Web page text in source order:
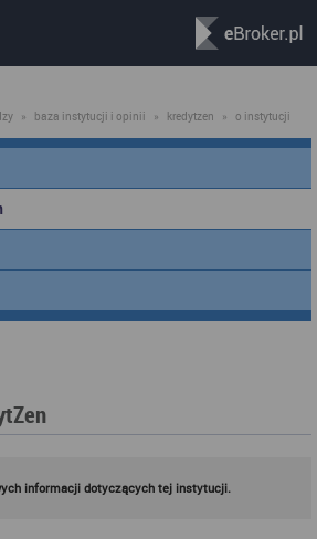
» baza instytucji i opinii » kredytzen » o instytucji
informacji dotyczących tej instytucji.